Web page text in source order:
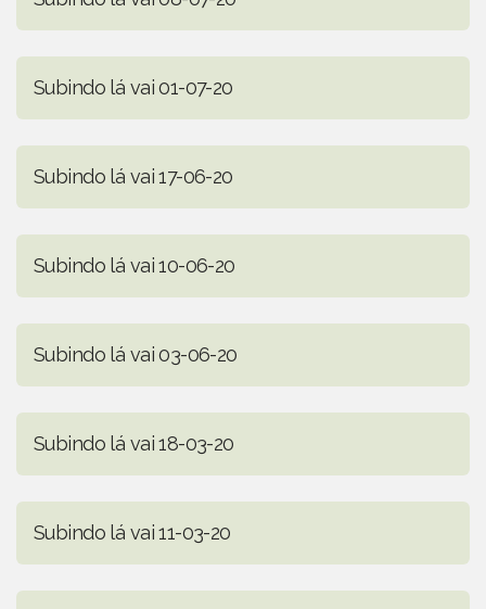
Subindo lá vai 01-07-20
Subindo lá vai 17-06-20
Subindo lá vai 10-06-20
Subindo lá vai 03-06-20
Subindo lá vai 18-03-20
Subindo lá vai 11-03-20